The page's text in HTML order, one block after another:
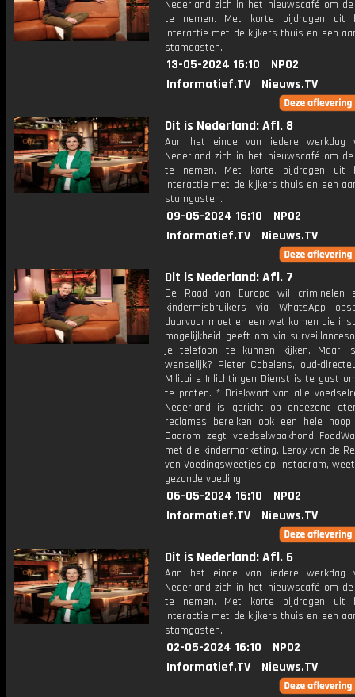
Nederland zich in het nieuwscafé om
te nemen. Met korte bijdragen uit
interactie met de kijkers thuis en een
stamgasten.
13-05-2024 16:10
NPO2
Informatief.TV
Nieuws.TV
Dit is Nederland: Afl. 8
Aan het einde van iedere werkdag
Nederland zich in het nieuwscafé om
te nemen. Met korte bijdragen uit
interactie met de kijkers thuis en een
stamgasten.
09-05-2024 16:10
NPO2
Informatief.TV
Nieuws.TV
Dit is Nederland: Afl. 7
De Raad van Europa wil criminelen
kindermisbruikers via WhatsApp
daarvoor moet er een wet komen die
mogelijkheid geeft om via
je telefoon te kunnen kijken. Maar
wenselijk? Pieter Cobelens, oud-
Militaire Inlichtingen Dienst is te gast
te praten. * Driekwart van alle
Nederland is gericht op ongezond
reclames bereiken ook een hele hoop
Daarom zegt voedselwaakhond
met die kindermarketing. Leroy van de
van Voedingsweetjes op Instagram,
gezonde voeding.
06-05-2024 16:10
NPO2
Informatief.TV
Nieuws.TV
Dit is Nederland: Afl. 6
Aan het einde van iedere werkdag
Nederland zich in het nieuwscafé om
te nemen. Met korte bijdragen uit
interactie met de kijkers thuis en een
stamgasten.
02-05-2024 16:10
NPO2
Informatief.TV
Nieuws.TV